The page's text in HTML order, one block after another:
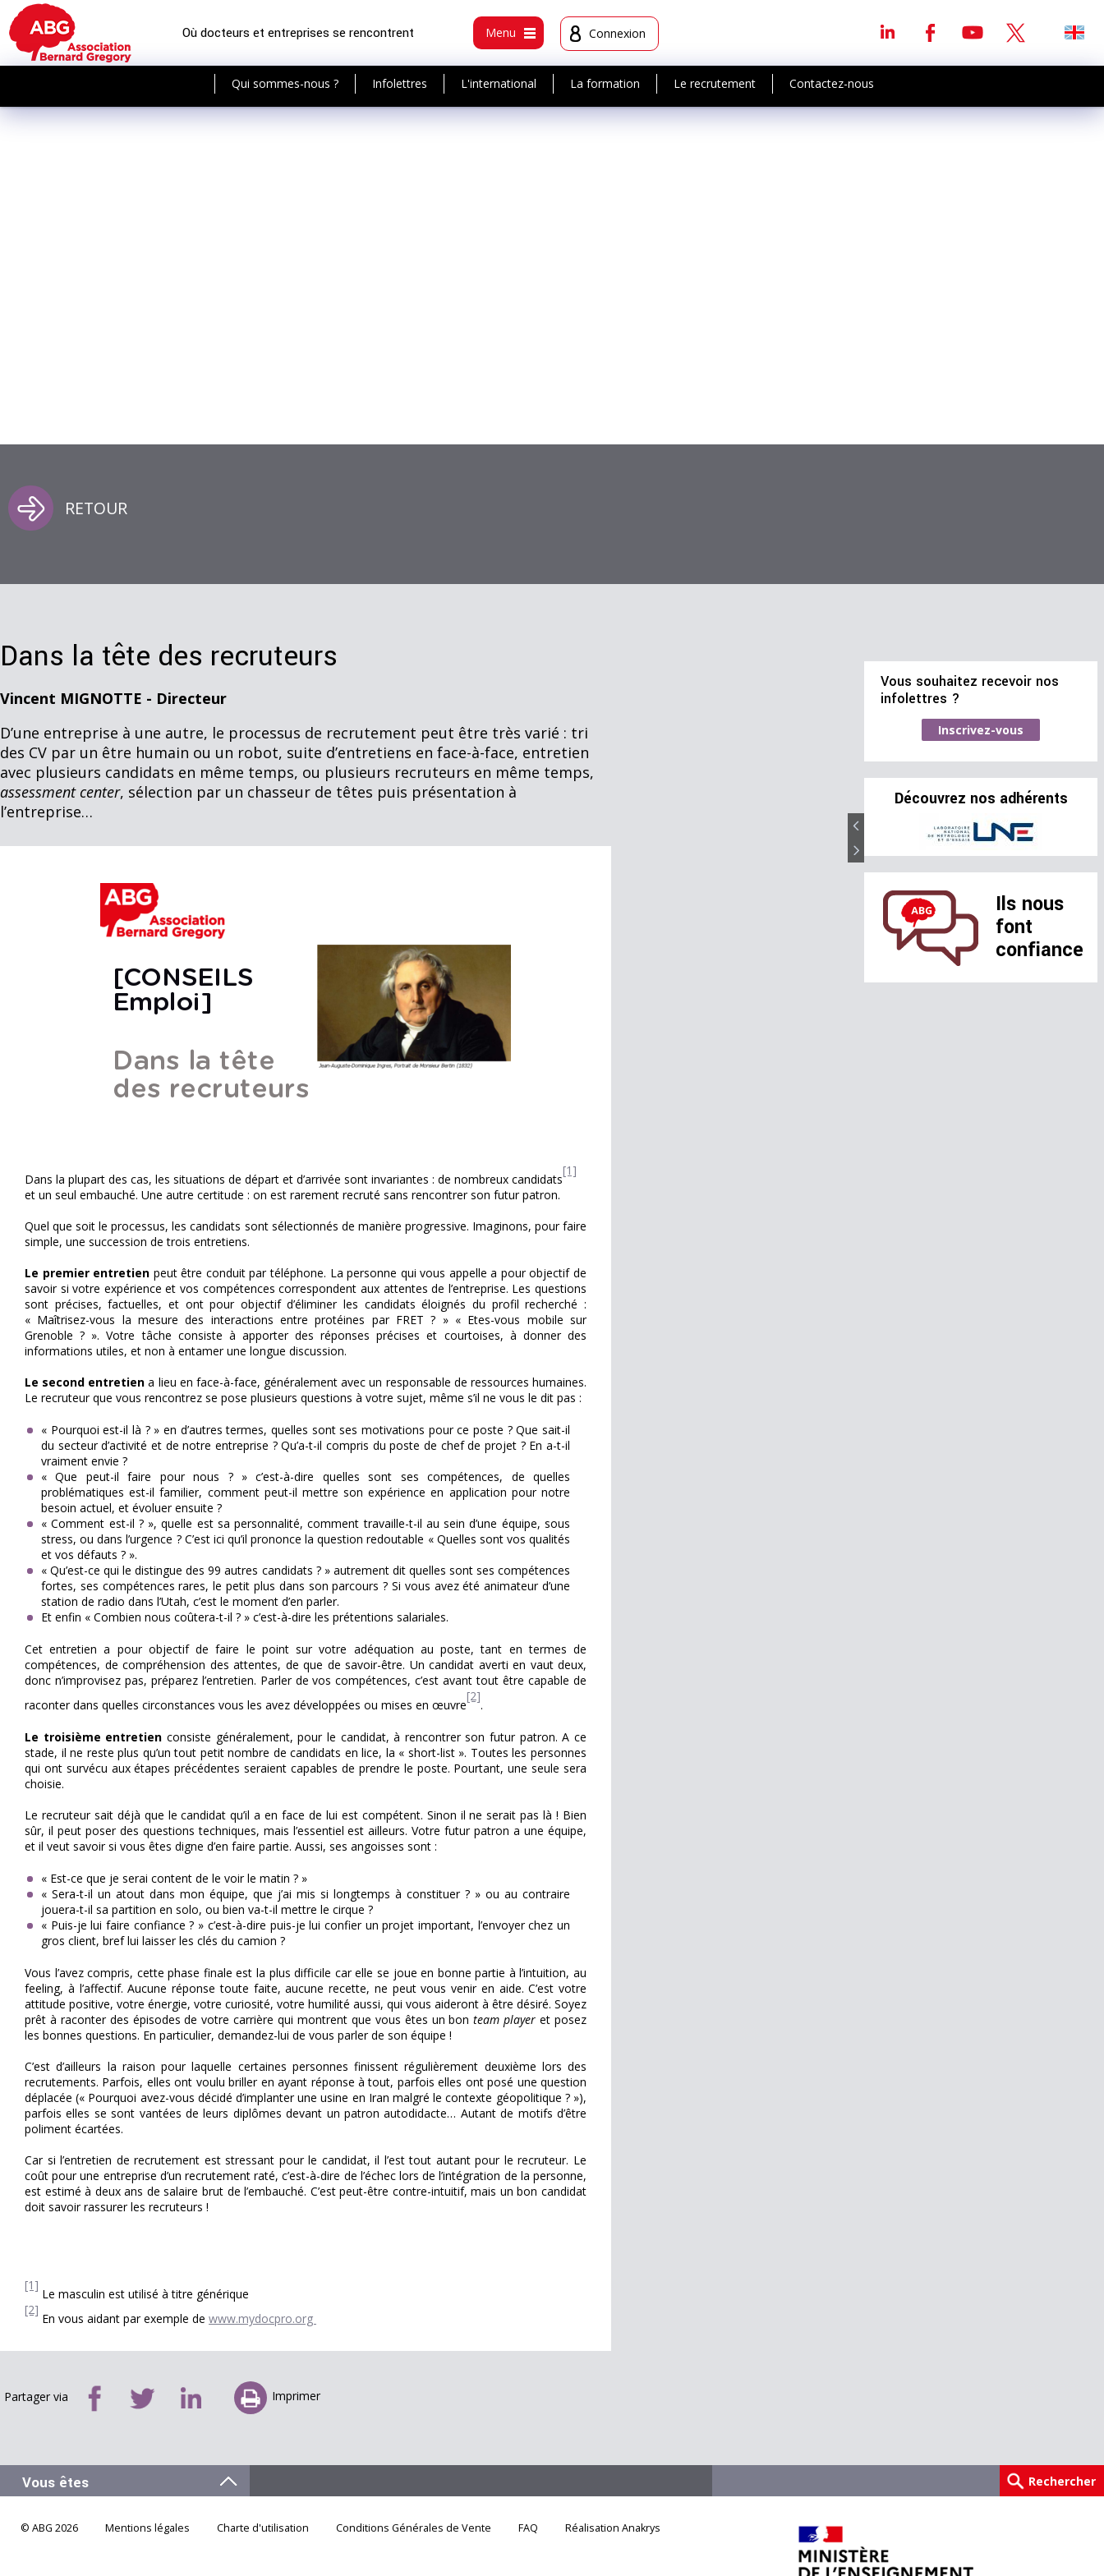
Où docteurs et entreprises se rencontrent Menu Connexion
Qui sommes-nous ? Infolettres L'international La formation Le recrutement Contactez-nous
Les 40 ans de l'ABG
RETOUR
Dans la tête des recruteurs
Vincent MIGNOTTE - Directeur
D’une entreprise à une autre, le processus de recrutement peut être très varié : tri
des CV par un être humain ou un robot, suite d’entretiens en face-à-face, entretien
avec plusieurs candidats en même temps, ou plusieurs recruteurs en même temps,
assessment center, sélection par un chasseur de têtes puis présentation à
l’entreprise…
Dans la plupart des cas, les situations de départ et d’arrivée sont invariantes : de nombreux candidats
[1]
et un seul embauché. Une autre certitude : on est rarement recruté sans rencontrer son futur patron.
Quel que soit le processus, les candidats sont sélectionnés de manière progressive. Imaginons, pour faire
simple, une succession de trois entretiens.
Le premier entretien peut être conduit par téléphone. La personne qui vous appelle a pour objectif de
savoir si votre expérience et vos compétences correspondent aux attentes de l’entreprise. Les questions
sont précises, factuelles, et ont pour objectif d’éliminer les candidats éloignés du profil recherché :
« Maîtrisez-vous la mesure des interactions entre protéines par FRET ? » « Etes-vous mobile sur
Grenoble ? ». Votre tâche consiste à apporter des réponses précises et courtoises, à donner des
informations utiles, et non à entamer une longue discussion.
Le second entretien a lieu en face-à-face, généralement avec un responsable de ressources humaines.
Le recruteur que vous rencontrez se pose plusieurs questions à votre sujet, même s’il ne vous le dit pas :
« Pourquoi est-il là ? » en d’autres termes, quelles sont ses motivations pour ce poste ? Que sait-il
du secteur d’activité et de notre entreprise ? Qu’a-t-il compris du poste de chef de projet ? En a-t-il
vraiment envie ?
« Que peut-il faire pour nous ? » c’est-à-dire quelles sont ses compétences, de quelles
problématiques est-il familier, comment peut-il mettre son expérience en application pour notre
besoin actuel, et évoluer ensuite ?
« Comment est-il ? », quelle est sa personnalité, comment travaille-t-il au sein d’une équipe, sous
stress, ou dans l’urgence ? C’est ici qu’il prononce la question redoutable « Quelles sont vos qualités
et vos défauts ? ».
« Qu’est-ce qui le distingue des 99 autres candidats ? » autrement dit quelles sont ses compétences
fortes, ses compétences rares, le petit plus dans son parcours ? Si vous avez été animateur d’une
station de radio dans l’Utah, c’est le moment d’en parler.
Et enfin « Combien nous coûtera-t-il ? » c’est-à-dire les prétentions salariales.
Cet entretien a pour objectif de faire le point sur votre adéquation au poste, tant en termes de
compétences, de compréhension des attentes, de que de savoir-être. Un candidat averti en vaut deux,
donc n’improvisez pas, préparez l’entretien. Parler de vos compétences, c’est avant tout être capable de
raconter dans quelles circonstances vous les avez développées ou mises en œuvre
[2]
.
Le troisième entretien consiste généralement, pour le candidat, à rencontrer son futur patron. A ce
stade, il ne reste plus qu’un tout petit nombre de candidats en lice, la « short-list ». Toutes les personnes
qui ont survécu aux étapes précédentes seraient capables de prendre le poste. Pourtant, une seule sera
choisie.
Le recruteur sait déjà que le candidat qu’il a en face de lui est compétent. Sinon il ne serait pas là ! Bien
sûr, il peut poser des questions techniques, mais l’essentiel est ailleurs. Votre futur patron a une équipe,
et il veut savoir si vous êtes digne d’en faire partie. Aussi, ses angoisses sont :
« Est-ce que je serai content de le voir le matin ? »
« Sera-t-il un atout dans mon équipe, que j’ai mis si longtemps à constituer ? » ou au contraire
jouera-t-il sa partition en solo, ou bien va-t-il mettre le cirque ?
« Puis-je lui faire confiance ? » c’est-à-dire puis-je lui confier un projet important, l’envoyer chez un
gros client, bref lui laisser les clés du camion ?
Vous l’avez compris, cette phase finale est la plus difficile car elle se joue en bonne partie à l’intuition, au
feeling, à l’affectif. Aucune réponse toute faite, aucune recette, ne peut vous venir en aide. C’est votre
attitude positive, votre énergie, votre curiosité, votre humilité aussi, qui vous aideront à être désiré. Soyez
prêt à raconter des épisodes de votre carrière qui montrent que vous êtes un bonteam player et posez
les bonnes questions. En particulier, demandez-lui de vous parler de son équipe !
C’est d’ailleurs la raison pour laquelle certaines personnes finissent régulièrement deuxième lors des
recrutements. Parfois, elles ont voulu briller en ayant réponse à tout, parfois elles ont posé une question
déplacée (« Pourquoi avez-vous décidé d’implanter une usine en Iran malgré le contexte géopolitique ? »),
parfois elles se sont vantées de leurs diplômes devant un patron autodidacte… Autant de motifs d’être
poliment écartées.
Car si l’entretien de recrutement est stressant pour le candidat, il l’est tout autant pour le recruteur. Le
coût pour une entreprise d’un recrutement raté, c’est-à-dire de l’échec lors de l’intégration de la personne,
est estimé à deux ans de salaire brut de l’embauché. C’est peut-être contre-intuitif, mais un bon candidat
doit savoir rassurer les recruteurs !
[1]
Le masculin est utilisé à titre générique
[2]
En vous aidant par exemple de www.mydocpro.org
Partager via Imprimer
Vous souhaitez recevoir nos
infolettres ?
Inscrivez-vous
Découvrez nos adhérents
Ils nous
font
confiance
© ABG 2026 Mentions légales Charte d'utilisation Conditions Générales de Vente FAQ Réalisation Anakrys